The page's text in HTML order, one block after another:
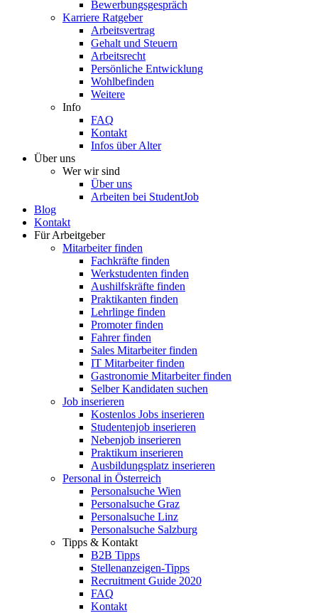
Bewerbungsgespräch
Karriere Ratgeber
Arbeitsvertrag
Gehalt und Steuern
Arbeitsrecht
Persönliche Entwicklung
Wohlbefinden
Weitere
Info
FAQ
Kontakt
Infos über Alter
Über uns
Wer wir sind
Über uns
Arbeiten bei StudentJob
Blog
Kontakt
Für Arbeitgeber
Mitarbeiter finden
Fachkräfte finden
Werkstudenten finden
Aushilfskräfte finden
Praktikanten finden
Lehrlinge finden
Promoter finden
Fahrer finden
Sales Mitarbeiter finden
IT Mitarbeiter finden
Gastronomie Mitarbeiter finden
Selber Kandidaten suchen
Job inserieren
Kostenlos Jobs inserieren
Studentenjob inserieren
Nebenjob inserieren
Praktikum inserieren
Ausbildungsplatz inserieren
Personal in Österreich
Personalsuche Wien
Personalsuche Graz
Personalsuche Linz
Personalsuche Salzburg
Tipps & Kontakt
B2B Tipps
Stellenanzeigen-Tipps
Recruitment Guide 2020
FAQ
Kontakt